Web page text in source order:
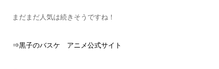
まだまだ人気は続きそうですね！
⇒黒子のバスケ アニメ公式サイト